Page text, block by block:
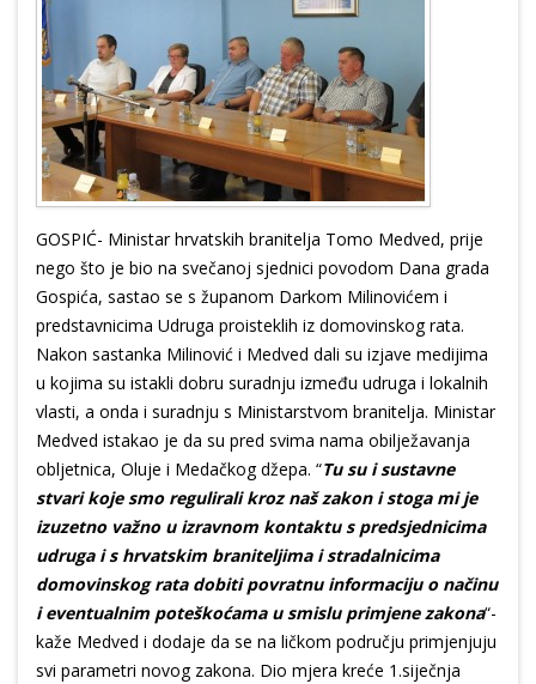
GOSPIĆ- Ministar hrvatskih branitelja Tomo Medved, prije
nego što je bio na svečanoj sjednici povodom Dana grada
Gospića, sastao se s županom Darkom Milinovićem i
predstavnicima Udruga proisteklih iz domovinskog rata.
Nakon sastanka Milinović i Medved dali su izjave medijima
u kojima su istakli dobru suradnju između udruga i lokalnih
vlasti, a onda i suradnju s Ministarstvom branitelja. Ministar
Medved istakao je da su pred svima nama obilježavanja
obljetnica, Oluje i Medačkog džepa. “Tu su i sustavne
stvari koje smo regulirali kroz naš zakon i stoga mi je
izuzetno važno u izravnom kontaktu s predsjednicima
udruga i s hrvatskim braniteljima i stradalnicima
domovinskog rata dobiti povratnu informaciju o načinu
i eventualnim poteškoćama u smislu primjene zakona“-
kaže Medved i dodaje da se na ličkom području primjenjuju
svi parametri novog zakona. Dio mjera kreće 1.siječnja